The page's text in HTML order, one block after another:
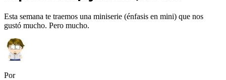
Esta semana te traemos una miniserie (énfasis en mini) que nos
gustó mucho. Pero mucho.
Por